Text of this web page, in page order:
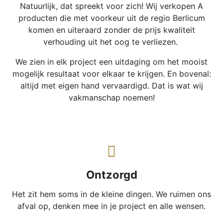
Natuurlijk, dat spreekt voor zich! Wij verkopen A
producten die met voorkeur uit de regio Berlicum
komen en uiteraard zonder de prijs kwaliteit
verhouding uit het oog te verliezen.
We zien in elk project een uitdaging om het mooist
mogelijk resultaat voor elkaar te krijgen. En bovenal:
altijd met eigen hand vervaardigd. Dat is wat wij
vakmanschap noemen!
Ontzorgd
Het zit hem soms in de kleine dingen. We ruimen ons
afval op, denken mee in je project en alle wensen.